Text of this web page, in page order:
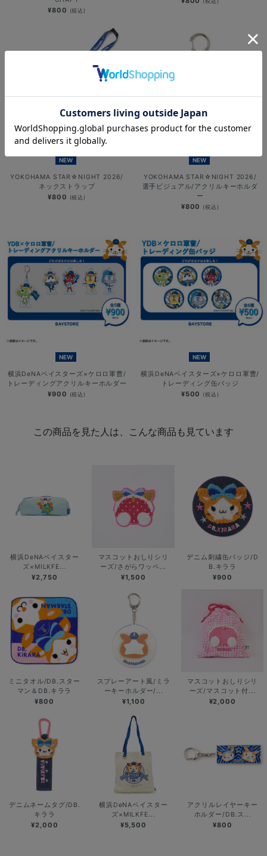
¥800 (税込)
NEW
YOKOHAMA STAR☆NIGHT 2026/
ネックストラップ
¥800 (税込)
NEW
YOKOHAMA STAR☆NIGHT 2026/
選手ビジュアル/アクリルキーホルダ
ー
¥800 (税込)
NEW
横浜DeNAベイスターズ×ケロロ軍曹/
トレーディングアクリルキーホルダー
¥900 (税込)
NEW
横浜DeNAベイスターズ×ケロロ軍曹/
トレーディング缶バッジ
¥500 (税込)
この商品を見た人は、こんな商品も見ています
横浜DeNAベイスター
ズ×MILKFE...
¥2,750
マスコットおしりシリ
ーズ/さがらワッペ...
¥1,500
デニム刺繍缶バッジ/D
B.キララ
¥900
ミニタオル/DB.スター
マン＆DB.キララ
¥800
スプレーアート風/ミラ
ーキーホルダー/...
¥1,100
マスコットおしりシリ
ーズ/マスコット付...
¥2,000
デニムネームタグ/DB.
キララ
¥2,000
横浜DeNAベイスター
ズ×MILKFE...
¥5,500
アクリルレイヤーキー
ホルダー/DB.ス...
¥800